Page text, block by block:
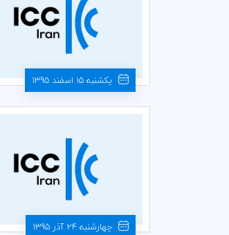
یکشنبه 15 اسفند 1395
چهارشنبه 24 آذر 1395